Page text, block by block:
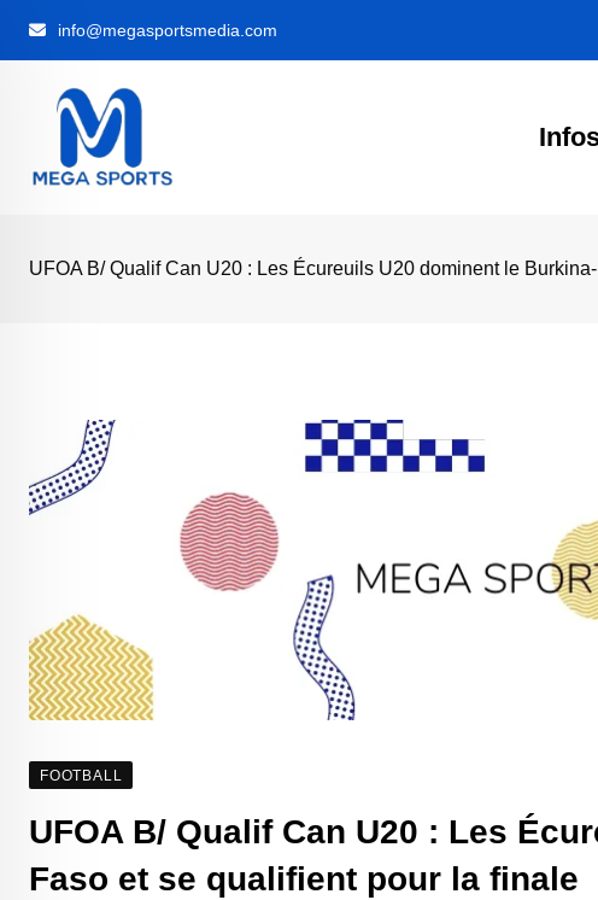
info@megasportsmedia.com
UFOA B/ Qualif Can U20 : Les Écureuils U20 dominent le
FOOTBALL
UFOA B/ Qualif Can U20 : Les
Faso et se qualifient pour la finale